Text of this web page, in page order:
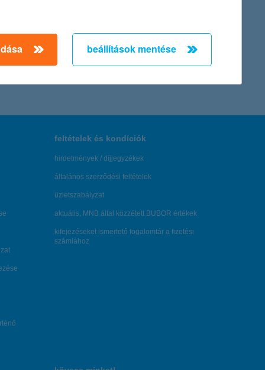
← Első Előző Következő utolsó →
feltételek és kondíciók
hirdetmények / díjjegyzékek
általános szerződési feltételek
üzletszabályzat
aktuális, MNB által közzétett BUBOR értékek
kifejezéseket ismertető fogalomtár a fizetési
számlához
beállítások mentése